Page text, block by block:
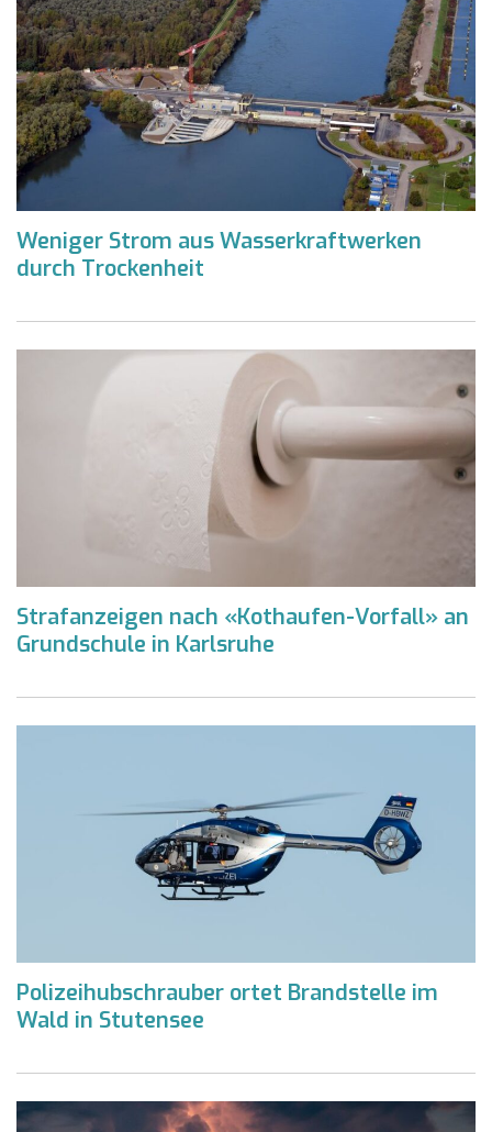
Weniger Strom aus Wasserkraftwerken
durch Trockenheit
Strafanzeigen nach «Kothaufen-Vorfall» an
Grundschule in Karlsruhe
Polizeihubschrauber ortet Brandstelle im
Wald in Stutensee